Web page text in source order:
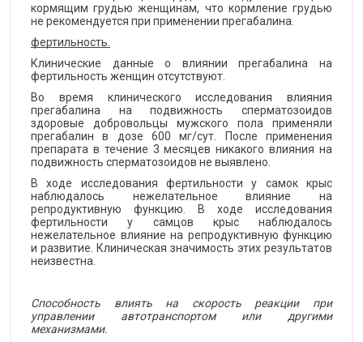
кормящим грудью женщинам, что кормление грудью
не рекомендуется при применении прегабалина.
фертильность.
Клинические данные о влиянии прегабалина на
фертильность женщин отсутствуют.
Во время клинического исследования влияния
прегабалина на подвижность сперматозоидов
здоровые добровольцы мужского пола применяли
прегабалин в дозе 600 мг/сут. После применения
препарата в течение 3 месяцев никакого влияния на
подвижность сперматозоидов не выявлено.
В ходе исследования фертильности у самок крыс
наблюдалось нежелательное влияние на
репродуктивную функцию. В ходе исследования
фертильности у самцов крыс наблюдалось
нежелательное влияние на репродуктивную функцию
и развитие. Клиническая значимость этих результатов
неизвестна.
Способность влиять на скорость реакции при
управлении автотранспортом или другими
механизмами.